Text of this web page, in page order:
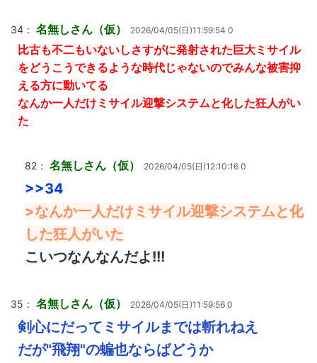
34： 名無しさん（仮） 2026/04/05(日)11:59:54 0
比古も不二もいないしさすがに発射された巨大ミサイル
をどうこうできるような時代じゃないのでみんな被害抑
える方に動いてる
なんか一人だけミサイル迎撃システムと化した狂人がい
た
82： 名無しさん（仮） 2026/04/05(日)12:10:16 0
>>34
>なんか一人だけミサイル迎撃システムと化
した狂人がいた
こいつなんなんだよ!!!
35： 名無しさん（仮） 2026/04/05(日)11:59:56 0
剣心にだってミサイルまでは斬れねえ
だが"飛翔"の蝙也ならばどうか